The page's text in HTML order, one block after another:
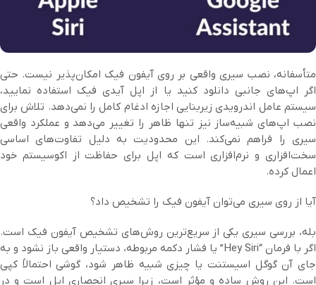
متأسفانه، نصب سیری واقعی بر روی آیفون فیک امکان‌پذیر نیست. حتی
اگر اپ‌های جانبی دانلود کنید یا از اپل آیدی فیک استفاده نمایید،
سیستم عامل اندرویدی زیربنایی اجازه ادغام کامل را نمی‌دهد. تلاش برای
نصب اپ‌های شبیه‌ساز نیز تنها ظاهر را تغییر می‌دهد و عملکرد واقعی
سیری را فراهم نمی‌کند. این محدودیت به دلیل تفاوت‌های اساسی
سخت‌افزاری و نرم‌افزاری است که اپل برای حفاظت از اکوسیستم خود
اعمال کرده.
آیا از روی سیری می‌توان آیفون فیک را تشخیص داد؟
بله، بررسی سیری یکی از سریع‌ترین روش‌های تشخیص آیفون فیک است.
اگر با فرمان “Hey Siri” یا فشار دکمه مربوطه، دستیار واقعی باز نشود و به
جای آن گوگل اسیستنت یا چیزی شبیه ظاهر شود، گوشی احتمالاً کپی
است. این روش ساده و مؤثر است، زیرا سیری انحصاری اپل است و در